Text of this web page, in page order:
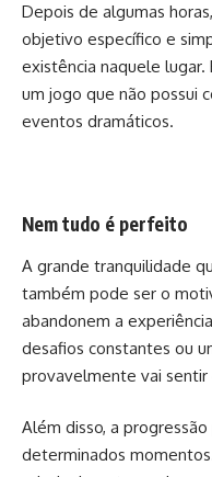
Depois de algumas
objetivo específico e
existência naquele lugar.
um jogo que não possui
eventos dramáticos.
Nem tudo é perfeito
A grande tranquilidade
também pode ser o
abandonem a
desafios constantes ou
provavelmente vai
Além disso, a
determinados